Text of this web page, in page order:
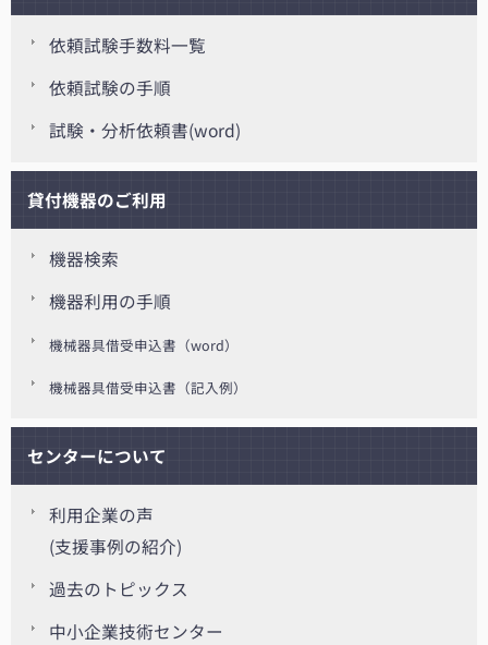
依頼試験手数料一覧
依頼試験の手順
試験・分析依頼書(word)
貸付機器のご利用
機器検索
機器利用の手順
機械器具借受申込書（word）
機械器具借受申込書（記入例）
センターについて
利用企業の声
(支援事例の紹介)
過去のトピックス
中小企業技術センター